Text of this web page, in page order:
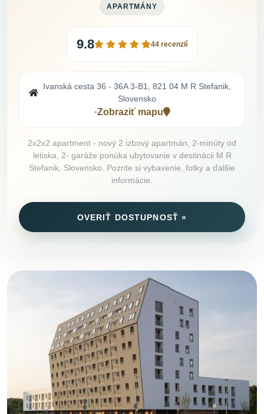
APARTMÁNY
9.8 44 recenzií
Ivanská cesta 36 - 36A 3-B1, 821 04 M R Stefanik,
Slovensko
•Zobraziť mapu
2x2x2 apartment - nový 2 izbový apartmán, 2-minúty od
letiska, 2- garáže ponúka ubytovanie v destinácii M R
Stefanik, Slovensko. Pozrite si vybavenie, fotky a ďalšie
informácie.
OVERIŤ DOSTUPNOSŤ »